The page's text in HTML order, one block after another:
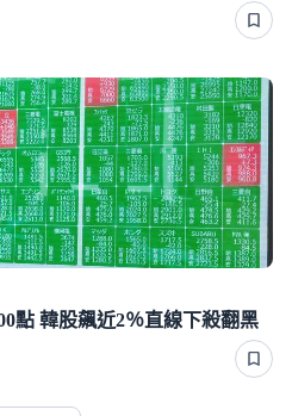
點 韓股飆近2％直線下殺翻黑